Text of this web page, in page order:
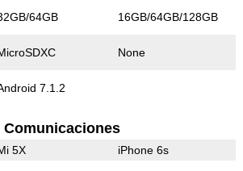
64GB 16GB/64GB/128GB
None
7.1.2
Comunicaciones
5X iPhone 6s